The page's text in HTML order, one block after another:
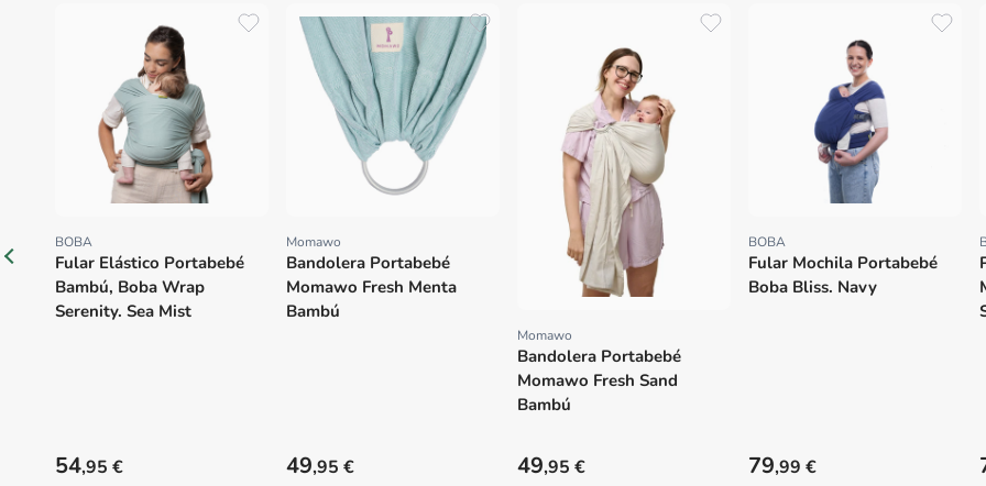
Proveedor:
BOBA
Fular Elástico Portabebé
Bambú, Boba Wrap
Serenity. Sea Mist
Precio habitual
54,95 €
Proveedor:
Momawo
Bandolera Portabebé
Momawo Fresh Menta
Bambú
Precio habitual
49,95 €
Proveedor:
Momawo
Bandolera Portabebé
Momawo Fresh Sand
Bambú
Precio habitual
49,95 €
Proveedor:
BOBA
Fular Mochila Portabebé
Boba Bliss. Navy
Precio habitual
79,99 €